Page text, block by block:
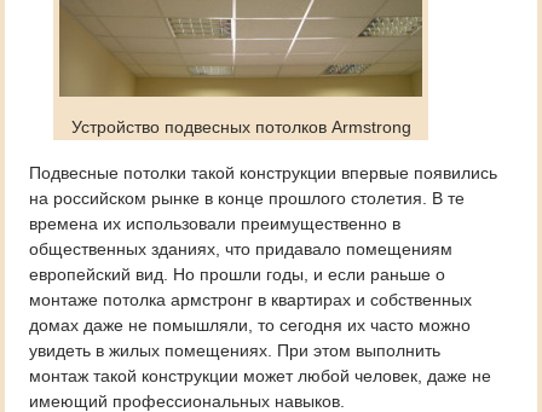
Устройство подвесных потолков Armstrong
Подвесные потолки такой конструкции впервые появились
на российском рынке в конце прошлого столетия. В те
времена их использовали преимущественно в
общественных зданиях, что придавало помещениям
европейский вид. Но прошли годы, и если раньше о
монтаже потолка армстронг в квартирах и собственных
домах даже не помышляли, то сегодня их часто можно
увидеть в жилых помещениях. При этом выполнить
монтаж такой конструкции может любой человек, даже не
имеющий профессиональных навыков.